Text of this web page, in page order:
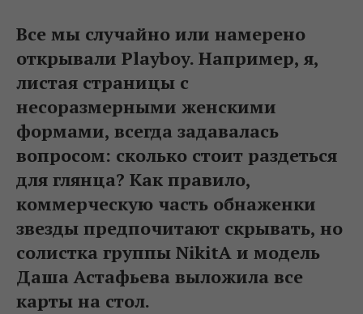
Все мы случайно или намерено
открывали Playboy. Например, я,
листая страницы с
несоразмерными женскими
формами, всегда задавалась
вопросом: сколько стоит раздеться
для глянца? Как правило,
коммерческую часть обнаженки
звезды предпочитают скрывать, но
солистка группы NikitA и модель
Даша Астафьева выложила все
карты на стол.